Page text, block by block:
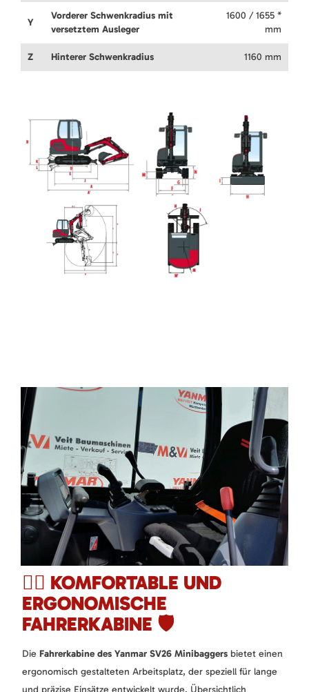
Y
Vorderer Schwenkradius mit
versetztem Ausleger
1600 / 1655 *
mm
Z Hinterer Schwenkradius 1160 mm
🧑‍✈️ KOMFORTABLE UND
ERGONOMISCHE
FAHRERKABINE 🛡️
Die Fahrerkabine des Yanmar SV26 Minibaggers bietet einen
ergonomisch gestalteten Arbeitsplatz, der speziell für lange
und präzise Einsätze entwickelt wurde. Übersichtlich